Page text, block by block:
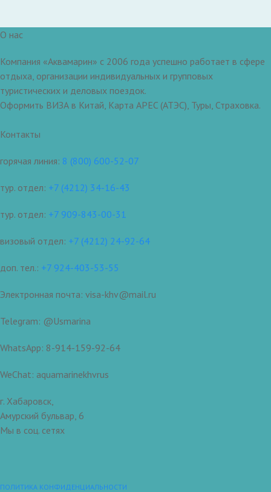
О нас
Компания «Аквамарин» с 2006 года успешно работает в сфере
отдыха, организации индивидуальных и групповых
туристических и деловых поездок.
Оформить ВИЗА в Китай, Карта APEC (АТЭС), Туры, Страховка.
Контакты
горячая линия: 8 (800) 600-52-07
тур. отдел: +7 (4212) 34-16-43
тур. отдел: +7 909-843-00-31
визовый отдел: +7 (4212) 24-92-64
доп. тел.: +7 924-403-53-55
Электронная почта: visa-khv@mail.ru
Telegram: @Usmarina
WhatsApp: 8-914-159-92-64
WeChat: aquamarinekhvrus
г. Хабаровск,
Амурский бульвар, 6
Мы в соц. сетях
ПОЛИТИКА КОНФИДЕНЦИАЛЬНОСТИ